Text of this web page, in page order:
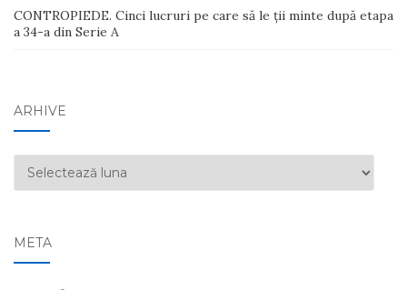
CONTROPIEDE. Cinci lucruri pe care să le ții minte după etapa
a 34-a din Serie A
ARHIVE
Arhive
META